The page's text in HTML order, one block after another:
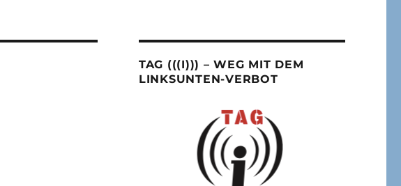
TAG (((I))) – WEG MIT DEM
LINKSUNTEN-VERBOT